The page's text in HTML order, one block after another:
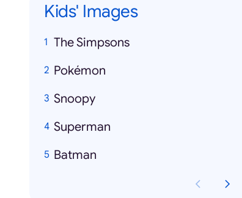
Kids' Images
The Simpsons
Pokémon
Snoopy
Superman
Batman